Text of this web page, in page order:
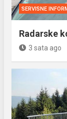
SERVISNE
Radarske
3 sata ago